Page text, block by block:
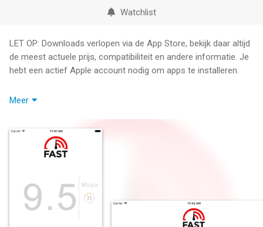
Watchlist
LET OP: Downloads verlopen via de App Store, bekijk daar altijd
de meest actuele prijs, compatibiliteit en andere informatie. Je
hebt een actief Apple account nodig om apps te installeren.
Gebruik de app FAST.com om te controleren hoe snel je
reclamevrij met een gestroomlijnd ontwerp en is snel en
gemakkelijk in gebruik.
FAST Speed Test van Netflix, Inc. is een app voor iPhone, iPad
en iPod touch met iOS versie 7.0 of hoger, geschikt bevonden
Meer